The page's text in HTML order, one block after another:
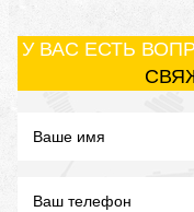
У ВАС ЕСТЬ